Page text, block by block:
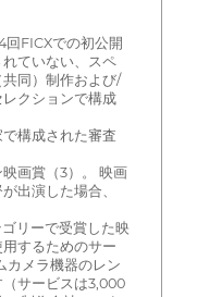
回FICXでの初公開
ていない、スペ
同）制作および/
クションで構成
構成された審査
画賞（3）。 映画
出演した場合、
リーで受賞した映
するためのサー
カメラ機器のレン
サービスは3,000